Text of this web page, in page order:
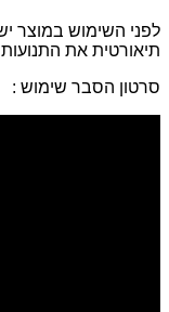
לפני השימוש במוצר
תיאורטית את
סרטון הסבר שימוש :